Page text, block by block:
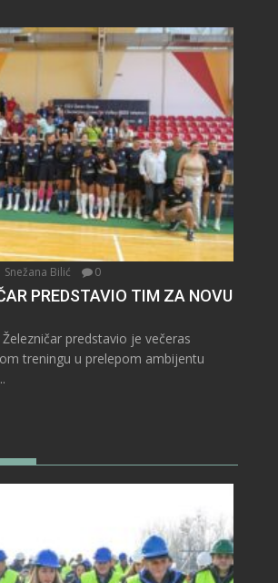
Snežana Bilić 0
PREDSTAVIO TIM ZA NOVU
predstavio je večeras
treningu u prelepom ambijentu